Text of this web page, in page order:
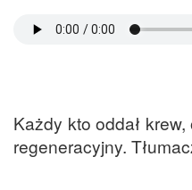
Każdy kto oddał
regeneracyjny.